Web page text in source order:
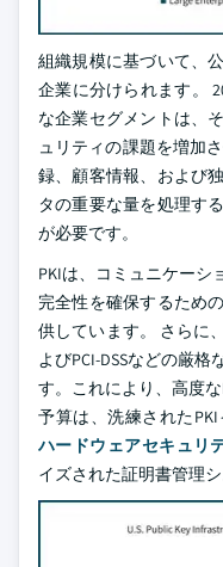
組織規模に基づいて、
企業に分けられます。
な企業セグメントは、
ュリティの課題を増加
録、顧客情報、および
タの重要な量を処理す
が必要です。
PKIは、コミュニケーシ
完全性を確保するため
供しています。 さらに
よびPCI-DSSなどの厳
す。これにより、高度
予算は、洗練された
ハードウェアセキュリ
イズされた証明書管理シ